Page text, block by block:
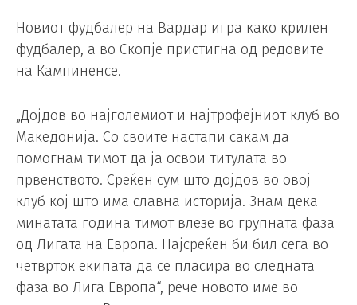
Новиот фудбалер на Вардар игра како крилен
фудбалер, а во Скопје пристигна од редовите
на Кампиненсе.
„Дојдов во најголемиот и најтрофејниот клуб во
Македонија. Со своите настапи сакам да
помогнам тимот да ја освои титулата во
првенството. Среќен сум што дојдов во овој
клуб кој што има славна историја. Знам дека
минатата година тимот влезе во групната фаза
од Лигата на Европа. Најсреќен би бил сега во
четврток екипата да се пласира во следната
фаза во Лига Европа“, рече новото име во